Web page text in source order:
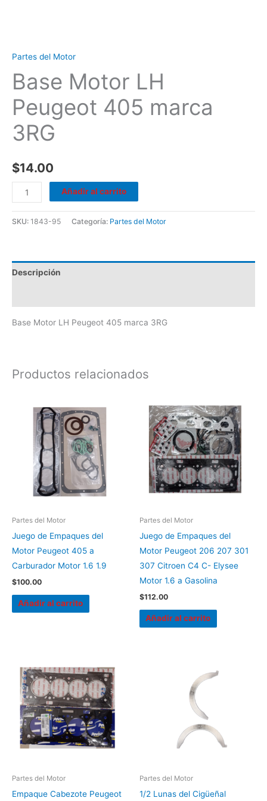
Partes del Motor
Base Motor LH
Peugeot 405 marca
3RG
$14.00
Añadir al carrito
SKU: 1843-95 Categoría: Partes del Motor
Descripción
Base Motor LH Peugeot 405 marca 3RG
Productos relacionados
Partes del Motor
Juego de Empaques del
Motor Peugeot 405 a
Carburador Motor 1.6 1.9
$100.00
Añadir al carrito
Partes del Motor
Juego de Empaques del
Motor Peugeot 206 207 301
307 Citroen C4 C- Elysee
Motor 1.6 a Gasolina
$112.00
Añadir al carrito
Partes del Motor
Empaque Cabezote Peugeot
Partes del Motor
1/2 Lunas del Cigüeñal